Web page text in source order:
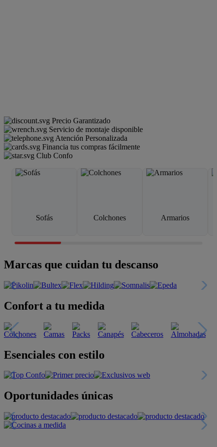
Precio Garantizado
Servicio de montaje disponible
Atención Personalizada
Financia tus compras fácilmente
Club Confo
Sofás Colchones Armarios
Marcas que cuidan tu descanso
Confort a tu medida
Esenciales con estilo
Oportunidades únicas